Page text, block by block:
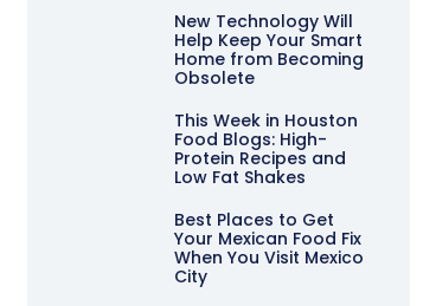
New Technology Will
Help Keep Your Smart
Home from Becoming
Obsolete
This Week in Houston
Food Blogs: High-
Protein Recipes and
Low Fat Shakes
Best Places to Get
Your Mexican Food Fix
When You Visit Mexico
City